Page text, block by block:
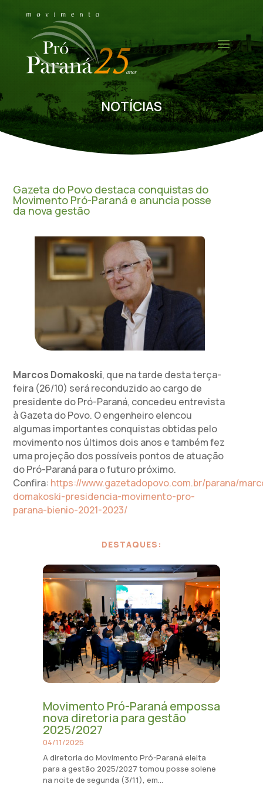
NOTÍCIAS
Gazeta do Povo destaca conquistas do
Movimento Pró-Paraná e anuncia posse
da nova gestão
Marcos Domakoski, que na tarde desta terça-
feira (26/10) será reconduzido ao cargo de
presidente do Pró-Paraná, concedeu entrevista
à Gazeta do Povo. O engenheiro elencou
algumas importantes conquistas obtidas pelo
movimento nos últimos dois anos e também fez
uma projeção dos possíveis pontos de atuação
do Pró-Paraná para o futuro próximo.
Confira: https://www.gazetadopovo.com.br/parana/
domakoski-presidencia-movimento-pro-
parana-bienio-2021-2023/
DESTAQUES:
Movimento Pró-Paraná empossa
nova diretoria para gestão
2025/2027
04/11/2025
A diretoria do Movimento Pró-Paraná eleita
para a gestão 2025/2027 tomou posse solene
na noite de segunda (3/11), em...